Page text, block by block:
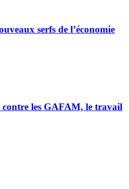
serfs de l’économie
les GAFAM, le travail